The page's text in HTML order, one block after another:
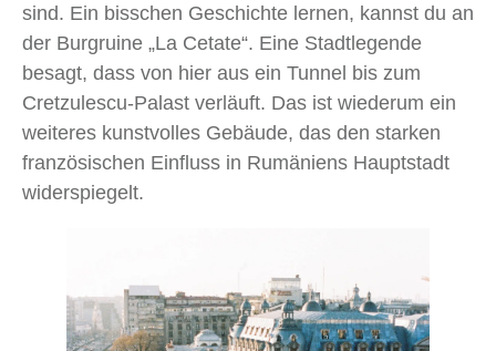
sind. Ein bisschen Geschichte lernen, kannst du an
der Burgruine „La Cetate“. Eine Stadtlegende
besagt, dass von hier aus ein Tunnel bis zum
Cretzulescu-Palast verläuft. Das ist wiederum ein
weiteres kunstvolles Gebäude, das den starken
französischen Einfluss in Rumäniens Hauptstadt
widerspiegelt.